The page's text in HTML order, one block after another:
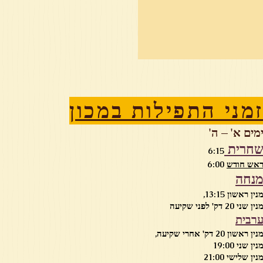
זמני התפילות במכון
ימים א' – ה'
שחרית 6:15
ראש חודש
מנחה
מנין ראשון 13:15,
מנין שני 20 דק' לפני שקיעה
ערבית
מנין ראשון 20 דק' אחרי שקיעה,
מנין שני 19:00
מנין שלישי 21:00